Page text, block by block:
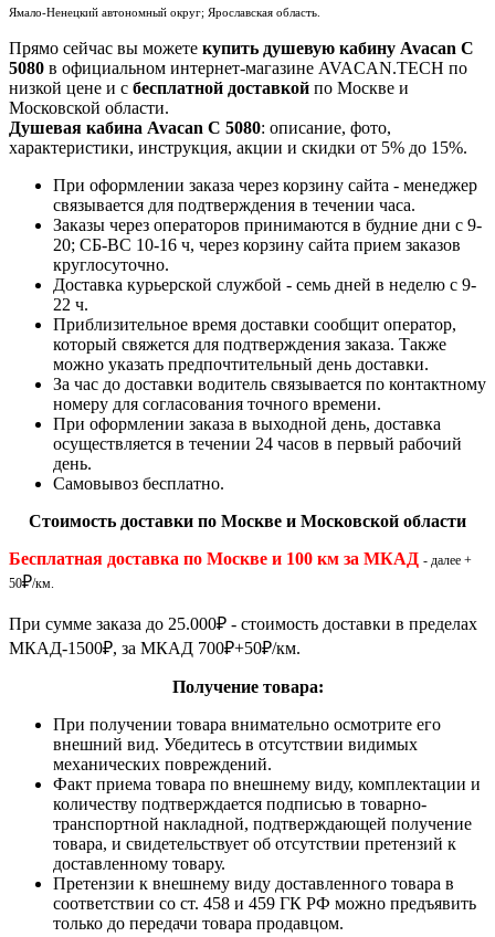
Ямало-Ненецкий автономный округ; Ярославская область.
Прямо сейчас вы можете купить душевую кабину Avacan C
5080 в официальном интернет-магазине AVACAN.TECH по
низкой цене и с бесплатной доставкой по Москве и
Московской области.
Душевая кабина Avacan C 5080: описание, фото,
характеристики, инструкция, акции и скидки от 5% до 15%.
При оформлении заказа через корзину сайта - менеджер
связывается для подтверждения в течении часа.
Заказы через операторов принимаются в будние дни с 9-
20; СБ-ВС 10-16 ч, через корзину сайта прием заказов
круглосуточно.
Доставка курьерской службой - семь дней в неделю с 9-
22 ч.
Приблизительное время доставки сообщит оператор,
который свяжется для подтверждения заказа. Также
можно указать предпочтительный день доставки.
За час до доставки водитель связывается по контактному
номеру для согласования точного времени.
При оформлении заказа в выходной день, доставка
осуществляется в течении 24 часов в первый рабочий
день.
Самовывоз бесплатно.
Стоимость доставки по Москве и Московской области
Бесплатная доставка по Москве и 100 км за МКАД - далее +
50₽/км.
При сумме заказа до 25.000₽ - стоимость доставки в пределах
МКАД-1500₽, за МКАД 700₽+50₽/км.
Получение товара:
При получении товара внимательно осмотрите его
внешний вид. Убедитесь в отсутствии видимых
механических повреждений.
Факт приема товара по внешнему виду, комплектации и
количеству подтверждается подписью в товарно-
транспортной накладной, подтверждающей получение
товара, и свидетельствует об отсутствии претензий к
доставленному товару.
Претензии к внешнему виду доставленного товара в
соответствии со ст. 458 и 459 ГК РФ можно предъявить
только до передачи товара продавцом.